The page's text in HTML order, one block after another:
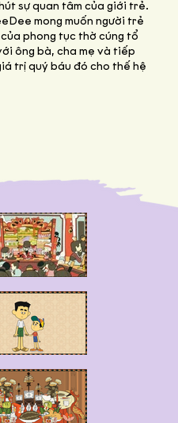
sự quan tâm của giới trẻ.
mong muốn người trẻ
phong tục thờ cúng tổ
ông bà, cha mẹ và tiếp
trị quý báu đó cho thế hệ